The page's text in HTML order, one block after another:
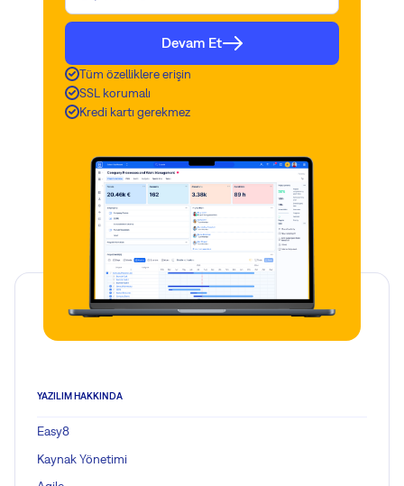
Devam Et
Tüm özelliklere erişin
SSL korumalı
Kredi kartı gerekmez
YAZILIM HAKKINDA
Easy8
Kaynak Yönetimi